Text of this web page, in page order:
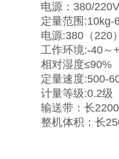
电源：380/
定量范围:10kg-
电源:380（220
工作环境:-40
相对湿度≤90%
定量速度:500-
计量等级:0.2级
输送带：长
整机体积：长